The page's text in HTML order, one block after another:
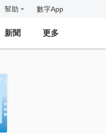
幫助 數字App
新聞 更多